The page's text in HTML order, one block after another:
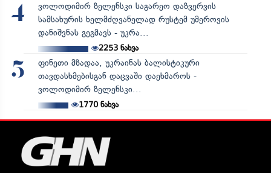
4
ვოლოდიმირ ზელენსკი საგარეო დაზვერვის
სამსახურის ხელმძღვანელად რუსტემ უმეროვის
დანიშვნას გეგმავს - უკრა...
2253ნახვა
5
ფინეთი მზადაა, უკრაინას ბალისტიკური
თავდასხმებისგან დაცვაში დაეხმაროს -
ვოლოდიმირ ზელენსკი...
1770ნახვა